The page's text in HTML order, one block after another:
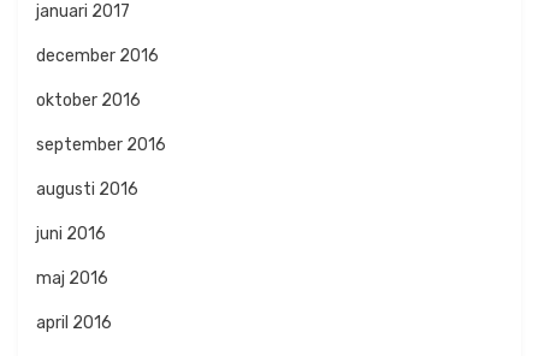
januari 2017
december 2016
oktober 2016
september 2016
augusti 2016
juni 2016
maj 2016
april 2016